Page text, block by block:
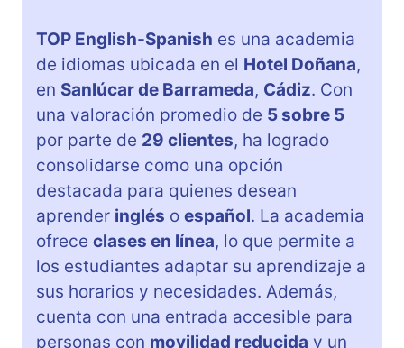
TOP English-Spanish es una academia
de idiomas ubicada en el Hotel Doñana,
en Sanlúcar de Barrameda, Cádiz. Con
una valoración promedio de 5 sobre 5
por parte de 29 clientes, ha logrado
consolidarse como una opción
destacada para quienes desean
aprender inglés o español. La academia
ofrece clases en línea, lo que permite a
los estudiantes adaptar su aprendizaje a
sus horarios y necesidades. Además,
cuenta con una entrada accesible para
personas con movilidad reducida y un